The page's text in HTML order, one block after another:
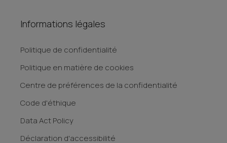
Informations légales
Politique de confidentialité
Politique en matière de cookies
Centre de préférences de la confidentialité
Code d'éthique
Data Act Policy
Déclaration d'accessibilité